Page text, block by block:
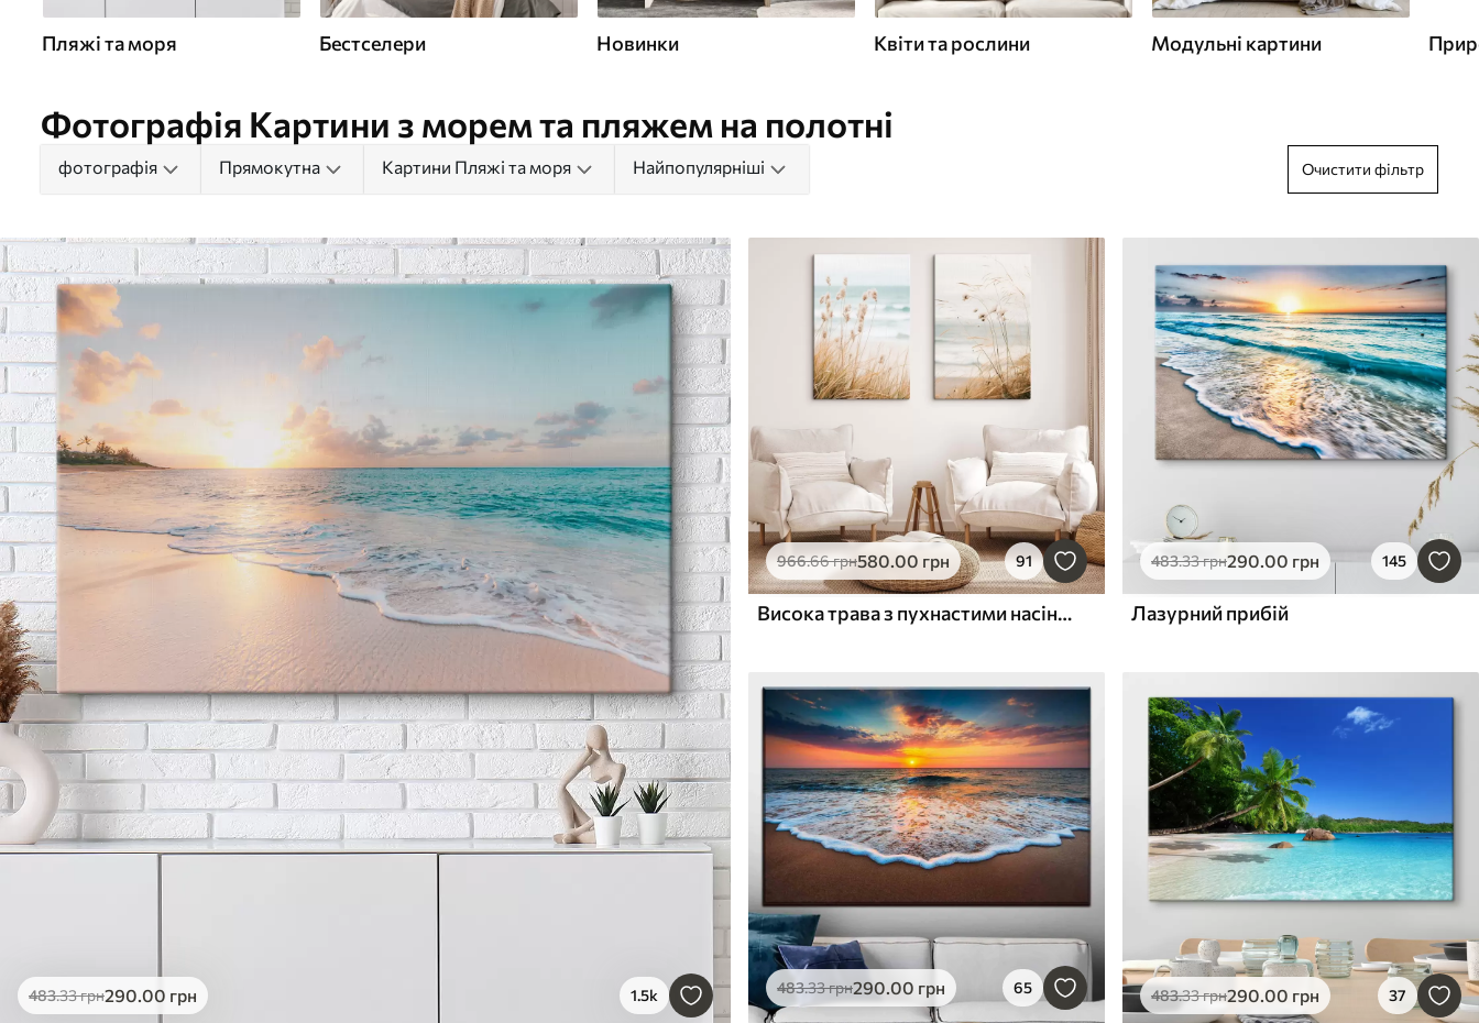
Пляжі та моря Бестселери Новинки Квіти та рослини Модульні картини
Фотографія Картини з морем та пляжем на полотні
фотографія Прямокутна Картини Пляжі та моря Найпопулярніші Очистити фільтр
483.33грн290.00 грн 1.5k
966.66грн580.00 грн 91
Висока трава з пухнастими насінням, піщаний пляж і океанські хвилі на задньому плані, м'яка і приглушена кольорова гама
483.33грн290.00 грн 145
Лазурний прибій
483.33грн290 .00 грн 65 483.33грн290.00 грн 37